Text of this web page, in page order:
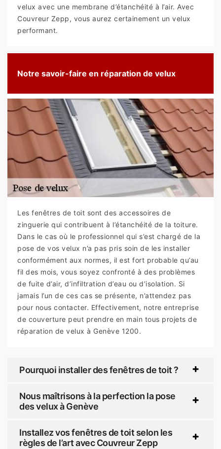
velux avec une membrane d’étanchéité à l’air. Avec
Couvreur Zepp, vous aurez certainement un velux
performant.
Notre savoir-faire en réparation de velux
Les fenêtres de toit sont des accessoires de
zinguerie qui contribuent à l’étanchéité de la toiture.
Dans le cas où le professionnel qui s’est chargé de la
pose de vos velux n’a pas pris soin de les installer
conformément aux normes, il est fort probable qu’au
fil des mois, vous soyez confronté à des problèmes
de fuite d’air, d’infiltration d’eau ou d’isolation. Si
jamais l’un de ces cas se présente, n’attendez pas
pour nous contacter. Effectivement, notre entreprise
de couverture peut prendre en main tous projets de
réparation de velux à Genève 1200.
Pourquoi installer des fenêtres de toit ?
Nous maîtrisons à la perfection la pose
des velux à Genève
Installez vos fenêtres de toit selon les
règles de l’art avec Couvreur Zepp